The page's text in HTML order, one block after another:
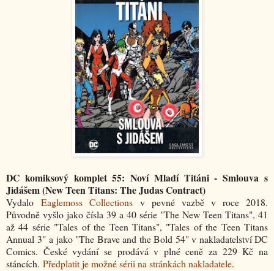
DC komiksový komplet 55: Noví Mladí Titáni - Smlouva s
Jidášem (New Teen Titans: The Judas Contract)
Vydalo Eaglemoss Collections v pevné vazbě v roce 2018.
Původně vyšlo jako čísla 39 a 40 série "The New Teen Titans", 41
až 44 série "Tales of the Teen Titans", "Tales of the Teen Titans
Annual 3" a jako "The Brave and the Bold 54" v nakladatelství DC
Comics. České vydání se prodává v plné ceně za 229 Kč na
stáncích. Předplatit je možné sérii na stránkách nakladatele.